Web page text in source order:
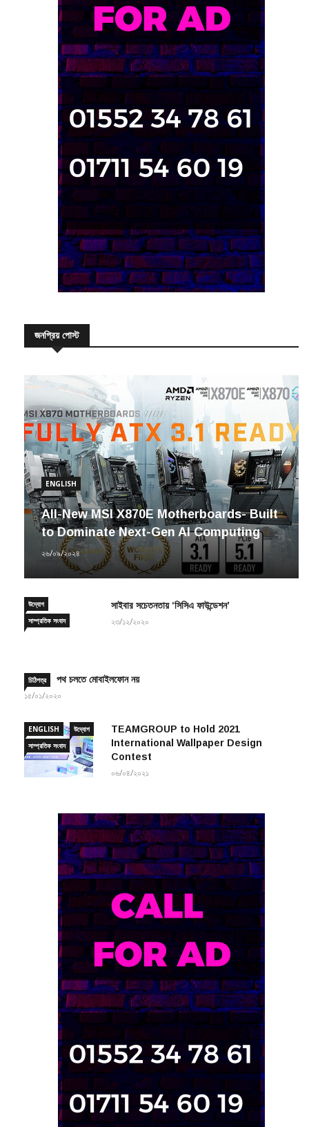
জনপ্রিয় পোস্ট
ENGLISH
All-New MSI X870E Motherboards- Built
to Dominate Next-Gen AI Computing
২৬/০৯/২০২৪
উদ্যোগ
সাইবার সচেতনতায় ‘সিসিএ ফাউন্ডেশন’
চিঠিপত্র পথ চলতে মোবাইলফোন নয়
ENGLISH
উদ্যোগ
সাম্প্রতিক সংবাদ
TEAMGROUP to Hold 2021
International Wallpaper Design
Contest